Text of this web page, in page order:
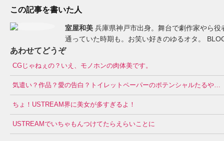
この記事を書いた人
室屋和美 兵庫県神戸市出身。舞台で劇作家やら
通っていた時期も。お笑い好きのゆるオタ。
あわせてどうぞ
CGじゃねぇの？いえ、モノホンの肉体美です。
気遣い？作品？愛の告白？トイレットペーパーのポテンシャルたるや…
ちょ！USTREAM界に美女が多すぎるよ！
USTREAMでいちゃもんつけてたらえらいことに